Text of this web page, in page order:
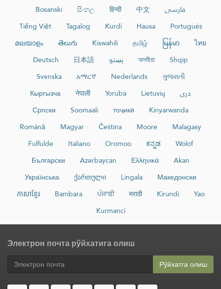
Bosanski
සිංහල हिन्दी 中文
فارسی
Tiếng Việt
Tagalog Kurdî Hausa
Português
മലയാളം
తెలుగు Kiswahili தமிழ் မြန်မာ
ไทย
Deutsch
日本語 پښتو অসমীয়া
Shqip
Svenska
አማርኛ Nederlands
ગુજરાતી
Кыргызча
नेपाली Yorùbá Lietuvių
دری
Српски
Soomaali тоҷикӣ
Kinyarwanda
Română
Magyar Čeština Moore
Malagasy
Fulfulde
Italiano Oromoo ಕನ್ನಡ
Wolof
Български
Azərbaycan Ελληνικά
Akan
Українська
ქართული Lingala
Македонски
ភាសាខ្មែរ
Bambara ਪੰਜਾਬੀ मराठी Kirundi
Yao
Kurmancî
Электрон почта рўйхатига олиш
Рўйхатга олиш